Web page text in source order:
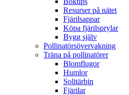
Resurser på nätet
Fjärilsappar
Köpa fjärilsprylar
Bygg själv
Pollinatörsövervakning
Träna på pollinatörer
Blomflugor
Humlor
Solitärbin
Fjärilar